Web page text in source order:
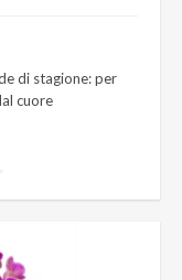
di stagione: per
cuore